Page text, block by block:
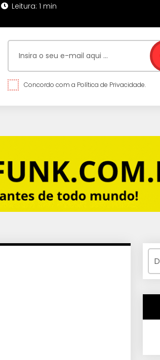
Leitura: 1 min
Concordo com a Política de Privacidade.